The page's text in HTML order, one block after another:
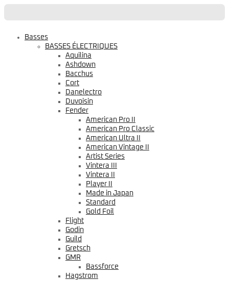
Basses
BASSES ÉLECTRIQUES
Aquilina
Ashdown
Bacchus
Cort
Danelectro
Duvoisin
Fender
American Pro II
American Pro Classic
American Ultra II
American Vintage II
Artist Series
Vintera III
Vintera II
Player II
Made in Japan
Standard
Gold Foil
Flight
Godin
Guild
Gretsch
GMR
Bassforce
Hagstrom